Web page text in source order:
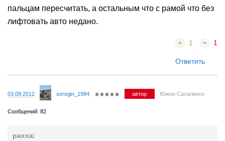
пальцам пересчитать, а остальным что с рамой что без
лифтовать авто недано.
1 1
Ответить
03.09.2012 seregin_1984 автор Южно-Сахалинск
Сообщений: 82
paxxa: